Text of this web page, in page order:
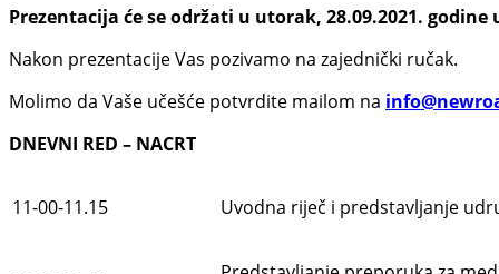
Prezentacija će se održati u utorak, 28.09.2021.
Nakon prezentacije Vas pozivamo na zajednički ručak.
Molimo da Vaše učešće potvrdite mailom na
DNEVNI RED – NACRT
11-00-11.15 Uvodna riječ i predstavljanje